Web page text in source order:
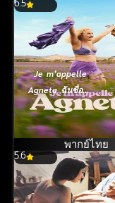
6.5
Je m’appelle
Agneta ฉันชื่ออัก
เนียต้า (2026)
พากย์ไทย
5.6